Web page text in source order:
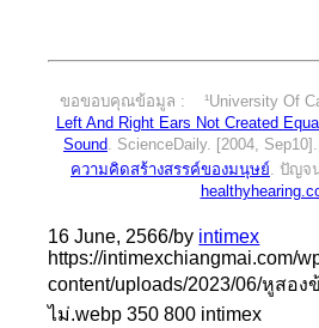
ขอขอบคุณข้อมูล : ¹University Of
Left And Right Ears Not Created
Sound . ScienceDaily. [2004,
ความคิดสร้างสรรค์ของมนุษย์ . ปัญจ
16 June, 2566/by intimex
https://intimexchiangmai.com/
content/uploads/2023/06/หูสอ
ไม่.webp 350 800 intimex